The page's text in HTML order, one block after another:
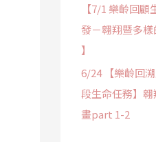
【7/1 樂齡回
發－翱翔暨多
】
6/24 【樂齡回
段生命任務】
畫part 1-2